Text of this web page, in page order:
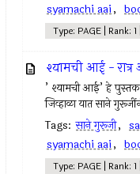
syamachi aai,
Type: PAGE | Rank:
श्यामची आई -
’ श्यामची आई’ हे
जिव्हाळा यात साने
Tags: साने गुरूजी,
syamachi aai,
Type: PAGE | Rank: